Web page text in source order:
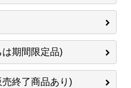
期間限定品)
終了商品あり)